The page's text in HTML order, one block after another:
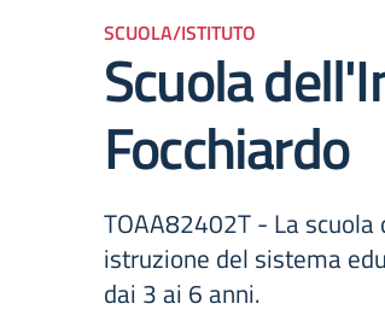
SCUOLA/ISTITUTO
Scuola
Focchiardo
TOAA82402T - La
istruzione del sistema
dai 3 ai 6 anni.